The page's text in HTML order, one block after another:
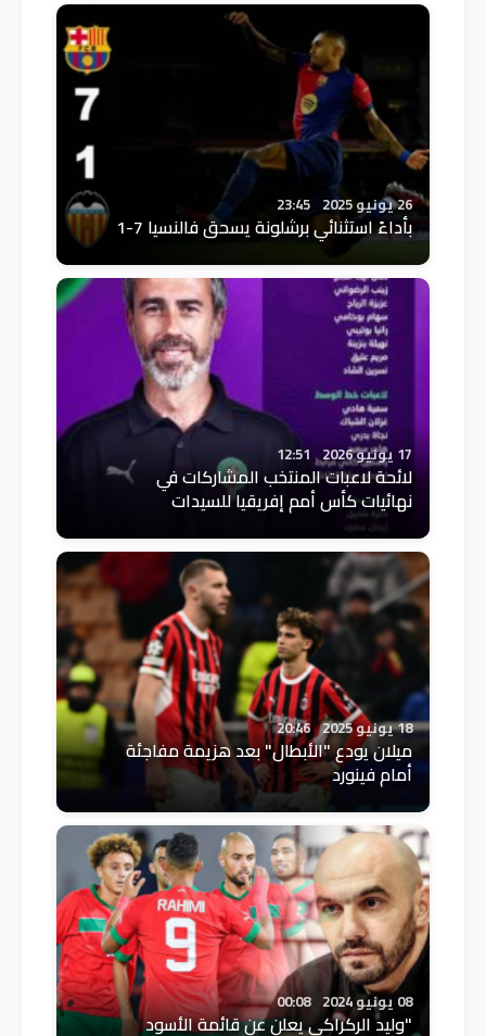
26 يونيو 2025 23:45
بأداءً استثنائي برشلونة يسحق فالنسيا 7-1
17 يونيو 2026 12:51
لائحة لاعبات المنتخب المشاركات في
نهائيات كأس أمم إفريقيا للسيدات
18 يونيو 2025 20:46
ميلان يودع "الأبطال" بعد هزيمة مفاجئة
أمام فينورد
08 يونيو 2024 00:08
"وليد الركراكي يعلن عن قائمة الأسود